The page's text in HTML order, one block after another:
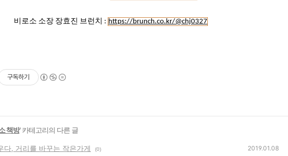
비로소 소장 장효진 브런치 : https://brunch.co.kr/@chj0327
구독하기
책방' 카테고리의 다른 글
다, 거리를 바꾸는 작은가게 (0) 2019.01.08